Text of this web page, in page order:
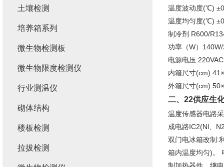
温度波动度(℃)
温度均匀度(℃)
制冷剂 R600/
功率（W）
电源电压
内箱尺寸(cm)
外箱尺寸(cm)
二、22供应生
温度传感器电路
成电路IC2(Nl、
双门电冰箱改制:
箱内温度均匀)。
土壤检测
培养箱系列
微生物检测板
微生物限度检测仪
行业测温仪
砌体结构
楼板检测
拉拔检测